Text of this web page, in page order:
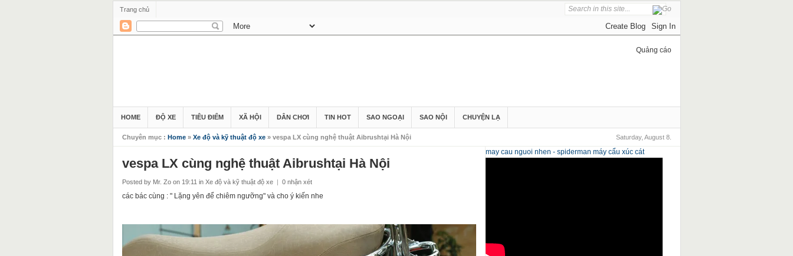
Trang chủ
Quảng cáo
HOME ĐỘ XE TIÊU ĐIỂM XÃ HỘI DÂN CHƠI TIN HOT SAO NGOẠI SAO NỘI CHUYỆN LẠ
Saturday, August 8.
Chuyên mục : Home» Xe độ và kỹ thuật độ xe» vespa LX cùng nghệ thuật Aibrushtại Hà Nội
vespa LX cùng nghệ thuật Aibrushtại Hà Nội
Posted by Mr. Zo on 19:11 in Xe độ và kỹ thuật độ xe | 0 nhận xét
các bác cùng : " Lặng yên để chiêm ngưỡng" và cho ý kiến nhe
may cau nguoi nhen - spiderman máy cẩu xúc cát